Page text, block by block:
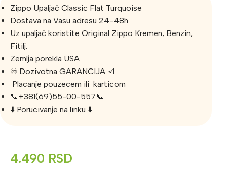
Zippo Upaljač Classic Flat Turquoise
Dostava na Vasu adresu 24-48h
Uz upaljač koristite Original Zippo Kremen, Benzin,
Fitilj.
Zemlja porekla USA
♾️ Dozivotna GARANCIJA ☑️
Placanje pouzecem ili karticom
📞+381(69)55-00-557📞
⬇️ Porucivanje na linku ⬇️
4.490 RSD